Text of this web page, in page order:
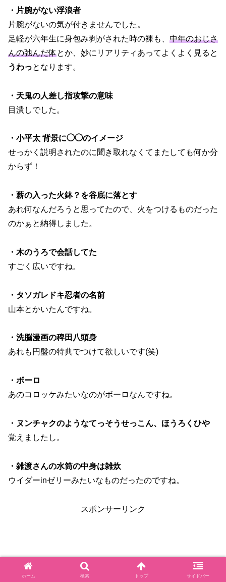
・片腕がない浮浪者
片腕がないの気が付きませんでした。
足軽が六年生に身包み剥がされた時の裸も、 中年のおじさ
んの弛んだ体とか、妙にリアリティあってよくよく見ると
うわっとなります。
・天鬼の人差し指攻撃の意味
目潰しでした。
・小平太 背景に◯◯のイメージ
せっかく説明されたのに聞き取れなくてまたしても何か分
からず！
・薪の入った火鉢？を谷底に落とす
あれ何なんだろうと思ってたので、火をつけるものだった
のかぁと納得しました。
・木のうろで会話してた
すごく広いですね。
・タソガレドキ忍者の名前
山本とかいたんですね。
・洗脳漫画の稗田八頭身
あれも円盤の特典でつけて欲しいです(笑)
・ボーロ
あのコロッケみたいなのがボーロなんですね。
・ヌンチャクのようなてっそうせっこん、ほうろくひや
覚えましたし。
・雑渡さんの水筒の中身は雑炊
ウイダーinゼリーみたいなものだったのですね。
スポンサーリンク
ホーム 検索 トップ サイドバー